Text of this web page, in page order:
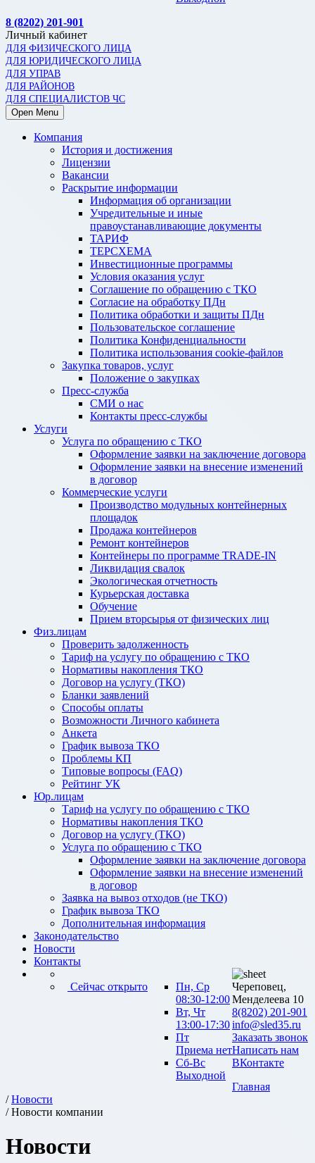
8 (8202) 201-901
Личный кабинет
ДЛЯ ФИЗИЧЕСКОГО ЛИЦА
ДЛЯ ЮРИДИЧЕСКОГО ЛИЦА
ДЛЯ УПРАВ
ДЛЯ РАЙОНОВ
ДЛЯ СПЕЦИАЛИСТОВ ЧС
Open Menu
Компания
История и достижения
Лицензии
Вакансии
Раскрытие информации
Информация об организации
Учредительные и иные
правоустанавливающие документы
ТАРИФ
ТЕРСХЕМА
Инвестиционные программы
Условия оказания услуг
Соглашение по обращению с ТКО
Согласие на обработку ПДн
Политика обработки и защиты ПДн
Пользовательское соглашение
Политика Конфиденциальности
Политика использования cookie-файлов
Закупка товаров, услуг
Положение о закупках
Пресс-служба
СМИ о нас
Контакты пресс-службы
Услуги
Услуга по обращению с ТКО
Оформление заявки на заключение договора
Оформление заявки на внесение изменений
в договор
Коммерческие услуги
Производство модульных контейнерных
площадок
Продажа контейнеров
Ремонт контейнеров
Контейнеры по программе TRADE-IN
Ликвидация свалок
Экологическая отчетность
Курьерская доставка
Обучение
Прием вторсырья от физических лиц
Физ.лицам
Проверить задолженность
Тариф на услугу по обращению с ТКО
Нормативы накопления ТКО
Договор на услугу (ТКО)
Бланки заявлений
Способы оплаты
Возможности Личного кабинета
Анкета
График вывоза ТКО
Проблемы КП
Типовые вопросы (FAQ)
Рейтинг УК
Юр.лицам
Тариф на услугу по обращению с ТКО
Нормативы накопления ТКО
Договор на услугу (ТКО)
Услуга по обращению с ТКО
Оформление заявки на заключение договора
Оформление заявки на внесение изменений
в договор
Заявка на вывоз отходов (не ТКО)
График вывоза ТКО
Дополнительная информация
Законодательство
Новости
Контакты
Сейчас открыто
Пн, Ср
08:30-12:00
Вт, Чт
13:00-17:30
Пт
Приема нет
Сб-Вс
Выходной
Череповец,
Менделеева 10
8(8202) 201-901
info@sled35.ru
Заказать звонок
Написать нам
ВКонтакте
Главная
/Новости
/ Новости компании
Новости